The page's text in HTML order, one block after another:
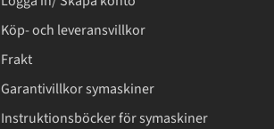
Köp- och leveransvillkor
Frakt
Garantivillkor symaskiner
Instruktionsböcker för symaskiner